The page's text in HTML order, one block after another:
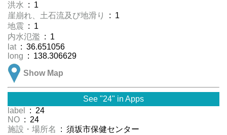
洪水
: 1
崖崩れ、土石流及び地滑り
: 1
地震 : 1
内水氾濫 : 1
lat : 36.651056
long : 138.306629
Show Map
See "24" in Apps
label
: 24
NO : 24
施設・場所名
: 須坂市保健センター